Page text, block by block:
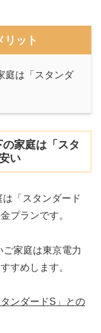
リット
庭は「スタンダ
家庭は「スタ
い
「スタンダード
プランです。
家庭は東京電力
すめします。
ンダードS」との